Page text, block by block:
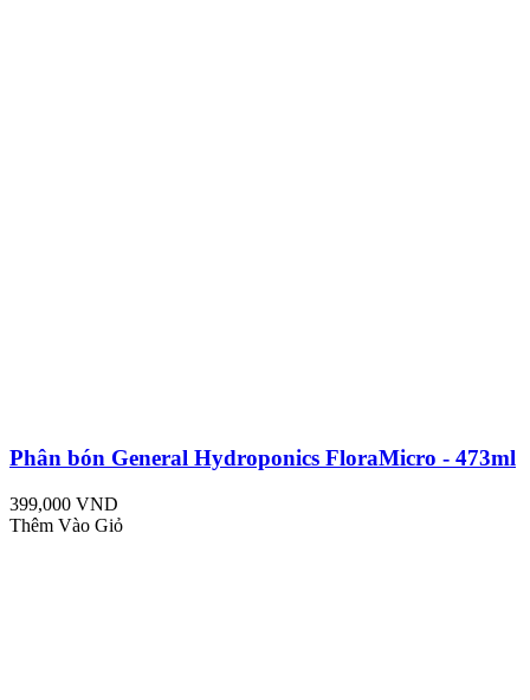
Phân bón General Hydroponics FloraMicro - 473ml
399,000 VND
Thêm Vào Giỏ